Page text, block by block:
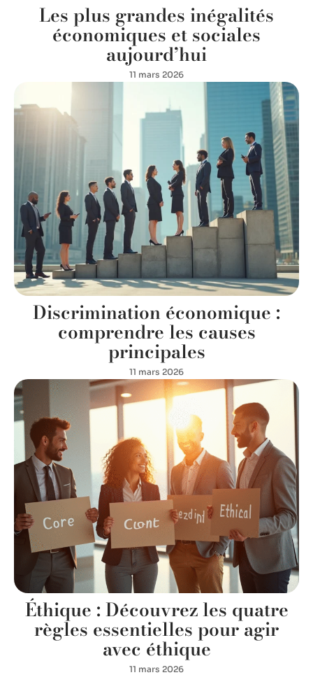
Les plus grandes inégalités
économiques et sociales
aujourd’hui
11 mars 2026
Discrimination économique :
comprendre les causes
principales
11 mars 2026
Éthique : Découvrez les quatre
règles essentielles pour agir
avec éthique
11 mars 2026